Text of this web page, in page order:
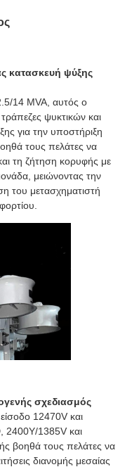
8301W
σε 85°C
00,16%
6.90%
102 × 120 ίντσες
κατασκευή ψύξης
14 MVA, αυτός ο
ψυκτικών και
για την υποστήριξη
τους πελάτες να
τη ζήτηση κορυφής με
μειώνοντας την
του μετασχηματιστή
σχεδιασμός
12470V και
2400Y/1385V και
βοηθά τους πελάτες να
διανομής μεσαίας